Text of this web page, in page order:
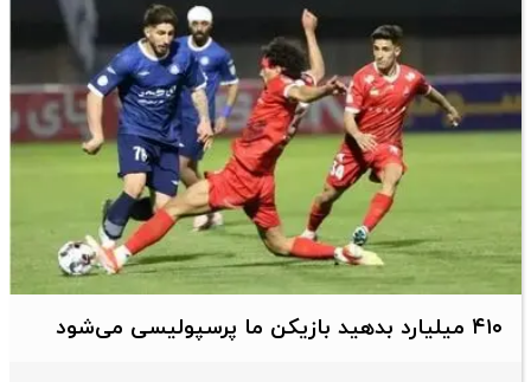
۴۱۰ میلیارد بدهید بازیکن ما پرسپولیسی می‌شود